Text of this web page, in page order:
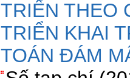
TRIỂN THEO
TRIỂN KHAI
TOÁN ĐÁM